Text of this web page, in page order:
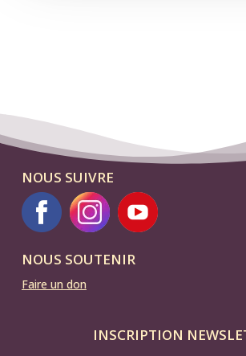
NOUS SUIVRE
NOUS SOUTENIR
Faire un don
INSCRIPTION